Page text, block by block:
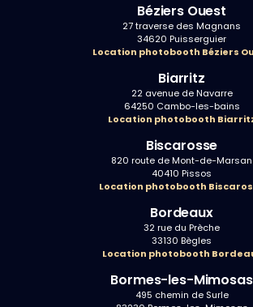
Béziers Ouest
27 traverse des Magnans
34620 Puisserguier
Location photobooth Béziers
Biarritz
22 avenue de Navarre
64250 Cambo-les-bains
Location photobooth
Biscarosse
820 route de Mont-de-Marsan
40410 Pissos
Location photobooth
Bordeaux
32 rue du Prèche
33130 Bègles
Location photobooth
Bormes-les-Mimosas
495 chemin de Surle